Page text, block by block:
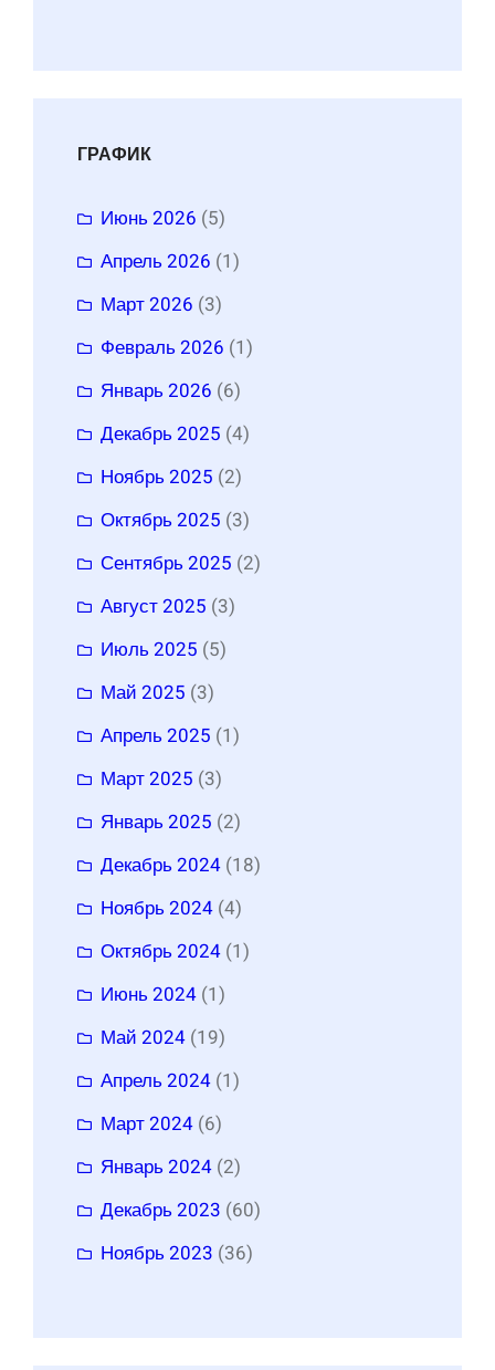
ГРАФИК
Июнь 2026 (5)
Апрель 2026 (1)
Март 2026 (3)
Февраль 2026 (1)
Январь 2026 (6)
Декабрь 2025 (4)
Ноябрь 2025 (2)
Октябрь 2025 (3)
Сентябрь 2025 (2)
Август 2025 (3)
Июль 2025 (5)
Май 2025 (3)
Апрель 2025 (1)
Март 2025 (3)
Январь 2025 (2)
Декабрь 2024 (18)
Ноябрь 2024 (4)
Октябрь 2024 (1)
Июнь 2024 (1)
Май 2024 (19)
Апрель 2024 (1)
Март 2024 (6)
Январь 2024 (2)
Декабрь 2023 (60)
Ноябрь 2023 (36)